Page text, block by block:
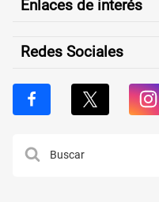
Enlaces de interés
Redes Sociales